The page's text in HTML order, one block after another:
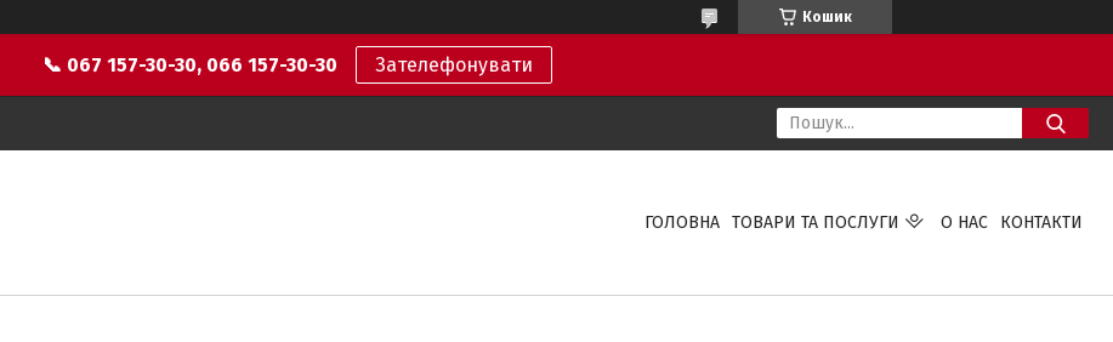
Кошик
📞 067 157-30-30, 066 157-30-30 Зателефонувати
ГОЛОВНА ТОВАРИ ТА ПОСЛУГИ О НАС КОНТАКТИ